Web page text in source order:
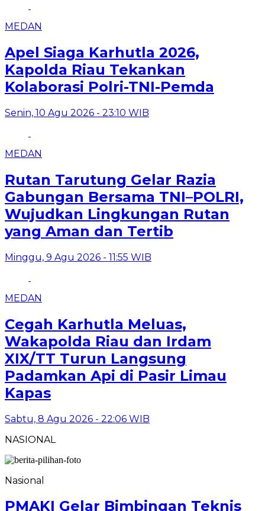
MEDAN
Apel Siaga Karhutla 2026,
Kapolda Riau Tekankan
Kolaborasi Polri-TNI-Pemda
Senin, 10 Agu 2026 - 23:10 WIB
MEDAN
Rutan Tarutung Gelar Razia
Gabungan Bersama TNI–POLRI,
Wujudkan Lingkungan Rutan
yang Aman dan Tertib
Minggu, 9 Agu 2026 - 11:55 WIB
MEDAN
Cegah Karhutla Meluas,
Wakapolda Riau dan Irdam
XIX/TT Turun Langsung
Padamkan Api di Pasir Limau
Kapas
Sabtu, 8 Agu 2026 - 22:06 WIB
NASIONAL
Nasional
PMAKI Gelar Bimbingan Teknis